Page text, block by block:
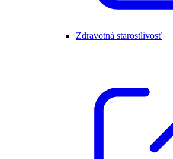
Zdravotná starostlivosť